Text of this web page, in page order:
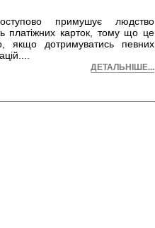
примушує людство
платіжних карток, тому що це
якщо дотримуватись певних
ДЕТАЛЬНІШЕ...